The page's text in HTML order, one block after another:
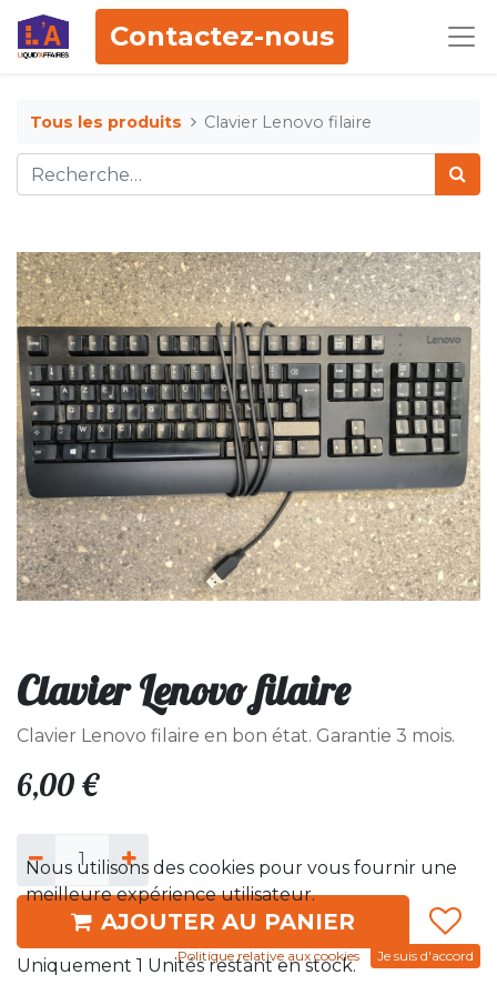
Contactez-nous
Tous les produits Clavier Lenovo filaire
Clavier Lenovo filaire
Clavier Lenovo filaire en bon état. Garantie 3 mois.
6,00 €
AJOUTER AU PANIER
Uniquement 1 Unités restant en stock.
Nous utilisons des cookies pour vous fournir une
meilleure expérience utilisateur.
Politique relative aux cookies Je suis d'accord